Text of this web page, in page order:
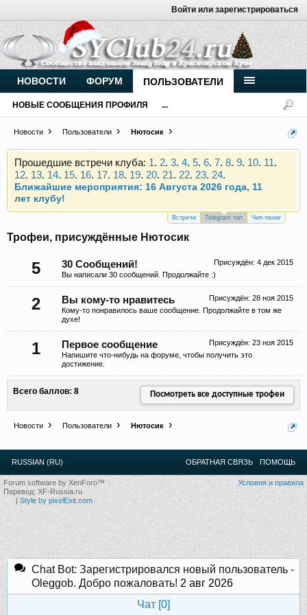
Войти или зарегистрироваться
Новости Пользователи Нютосик
Внимание, новые участники нашего клуба!
Основное общение происходит вTelegram-чате.
Присоединяйтесь.
Чип-тюнинг (прошивка) дизелей от
Vahmurka
12.13.14.15.16.17.18.19.20.21.22.23.24.
Ближайшие мероприятия: 16 Августа 2026 года, 11
лет клубу!
Внимание, новые участники нашего клуба!
Основное общение происходит вTelegram-чате.
Чип-тюнинг (прошивка) дизелей от
Vahmurka
Прошедшие встречи клуба:1.2.3.4.5 .6.7.8.9.10.11.
.15.
Ближайшие мероприятия: 16 Августа 2026 года, 11
лет клубу!
Встречи Telegram чат Чип-тюниг
Трофеи, присуждённые Нютосик
5 Присуждён: 4 дек 2015
30 Сообщений!
Вы написали 30 сообщений. Продолжайте :)
2 Присуждён: 28 ноя 2015
Вы кому-то нравитесь
Кому-то понравилось ваше сообщение. Продолжайте в том же
духе!
1 Присуждён: 23 ноя 2015
Первое сообщение
Напишите что-нибудь на форуме, чтобы получить это
достижение.
Всего баллов: 8 Посмотреть все доступные трофеи
Новости Пользователи Нютосик
НОВОСТИ ФОРУМ ПОЛЬЗОВАТЕЛИ
НОВЫЕ СООБЩЕНИЯ ПРОФИЛЯ ...
RUSSIAN (RU) ОБРАТНАЯ СВЯЗЬ ПОМОЩЬ
Условия и правила
Forum software by XenForo™
Перевод:XF-Russia.ru
|Style by pixelExit.com
Chat Bot: Зарегистрировался новый пользователь -
Oleggob. Добро пожаловать! 2 авг 2026
Чат [0]